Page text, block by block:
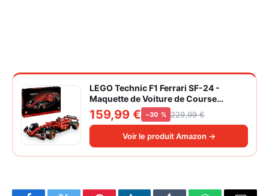
LEGO Technic F1 Ferrari SF-24 -
Maquette de Voiture de Course
Collector à Échelle 1/8 - Décoration -
Inclut Moteur V6, Boîte de Vitesses,
DRS et Volant - Idée de Cadeau pour
Adulte et Adolescent 42207
159,99 € −30 % 229,99 €
Voir le produit Amazon →